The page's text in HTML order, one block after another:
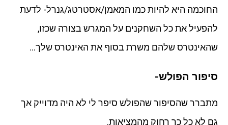
החוכמה היא להיות כמו המאמן/אסטרטג/גנרל- לדעת
להפעיל את כל השחקנים על המגרש בצורה שכזו,
שהאינטרס שלהם משרת בסוף את האינטרס שלך…
סיפור הפולש-
מתברר שהסיפור שהפולש סיפר לי לא היה מדוייק אך
גם לא כל כך רחוק מהמציאות.